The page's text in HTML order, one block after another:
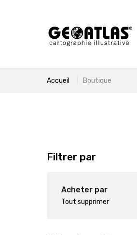
Accueil Boutique
Filtrer par
Acheter par
Tout supprimer